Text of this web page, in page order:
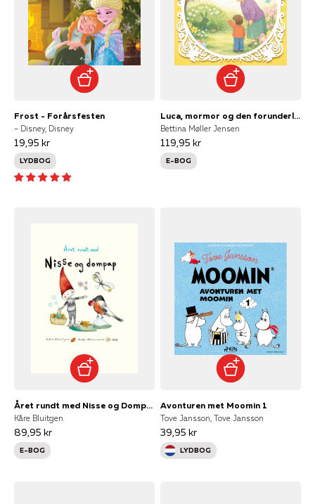
Frost - Forårsfesten
– Disney, Disney
19,95 kr
LYDBOG
Luca, mormor og den forunderlige påskehare
Bettina Møller Jensen
119,95 kr
E-BOG
Året rundt med Nisse og Dompap
Kåre Bluitgen
89,95 kr
E-BOG
Avonturen met Moomin 1
Tove Jansson, Tove Jansson
39,95 kr
LYDBOG